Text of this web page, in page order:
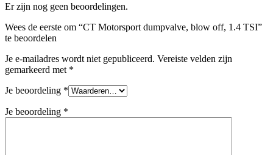
Er zijn nog geen beoordelingen.
Wees de eerste om “CT Motorsport dumpvalve, blow off, 1.4 TSI”
te beoordelen
Je e-mailadres wordt niet gepubliceerd. Vereiste velden zijn
gemarkeerd met *
Je beoordeling *
Je beoordeling *